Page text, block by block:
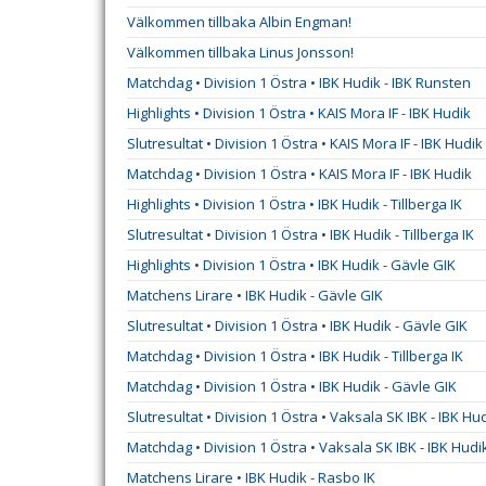
Välkommen tillbaka Albin Engman!
Välkommen tillbaka Linus Jonsson!
Matchdag • Division 1 Östra • IBK Hudik - IBK Runsten
Highlights • Division 1 Östra • KAIS Mora IF - IBK Hudik
Slutresultat • Division 1 Östra • KAIS Mora IF - IBK Hudik
Matchdag • Division 1 Östra • KAIS Mora IF - IBK Hudik
Highlights • Division 1 Östra • IBK Hudik - Tillberga IK
Slutresultat • Division 1 Östra • IBK Hudik - Tillberga IK
Highlights • Division 1 Östra • IBK Hudik - Gävle GIK
Matchens Lirare • IBK Hudik - Gävle GIK
Slutresultat • Division 1 Östra • IBK Hudik - Gävle GIK
Matchdag • Division 1 Östra • IBK Hudik - Tillberga IK
Matchdag • Division 1 Östra • IBK Hudik - Gävle GIK
Slutresultat • Division 1 Östra • Vaksala SK IBK - IBK
Matchdag • Division 1 Östra • Vaksala SK IBK - IBK
Matchens Lirare • IBK Hudik - Rasbo IK